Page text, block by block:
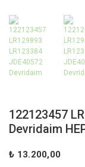
122123457
Devridaim
₺ 13.200,00